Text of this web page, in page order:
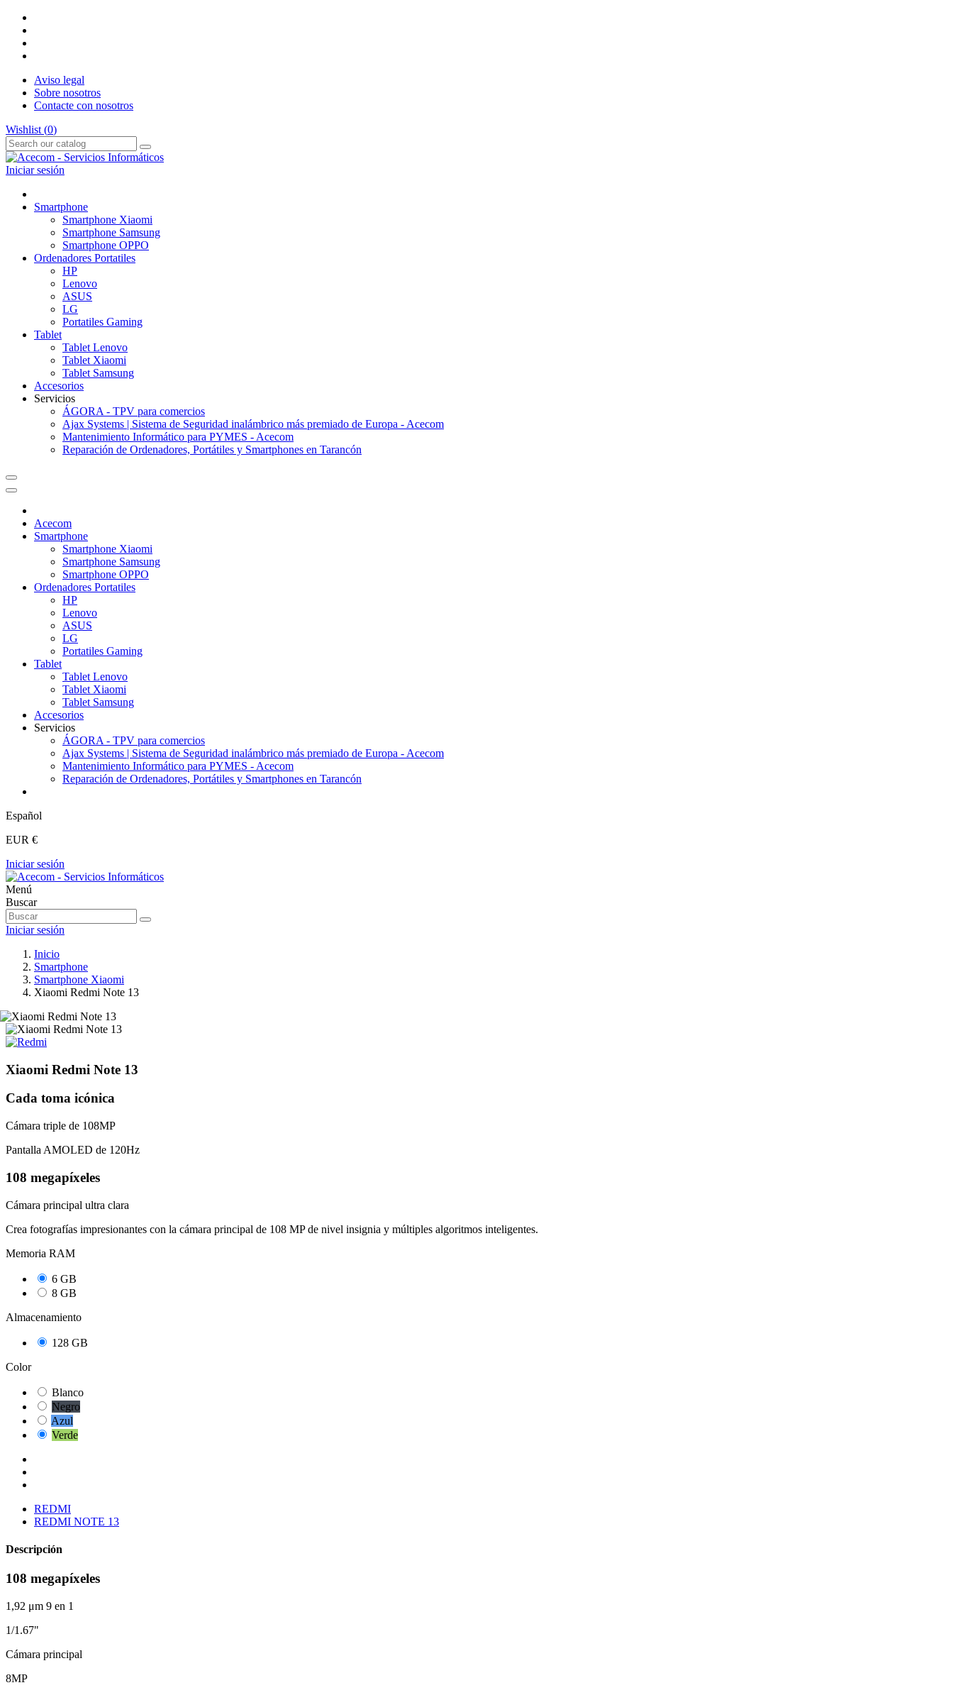
Aviso legal
Sobre nosotros
Contacte con nosotros
Wishlist (0)
Iniciar sesión
Smartphone
Smartphone Xiaomi
Smartphone Samsung
Smartphone OPPO
Ordenadores Portatiles
HP
Lenovo
ASUS
LG
Portatiles Gaming
Tablet
Tablet Lenovo
Tablet Xiaomi
Tablet Samsung
Accesorios
Servicios
ÁGORA - TPV para comercios
Ajax Systems | Sistema de Seguridad inalámbrico más premiado de Europa - Acecom
Mantenimiento Informático para PYMES - Acecom
Reparación de Ordenadores, Portátiles y Smartphones en Tarancón
Acecom
Smartphone
Smartphone Xiaomi
Smartphone Samsung
Smartphone OPPO
Ordenadores Portatiles
HP
Lenovo
ASUS
LG
Portatiles Gaming
Tablet
Tablet Lenovo
Tablet Xiaomi
Tablet Samsung
Accesorios
Servicios
ÁGORA - TPV para comercios
Ajax Systems | Sistema de Seguridad inalámbrico más premiado de Europa - Acecom
Mantenimiento Informático para PYMES - Acecom
Reparación de Ordenadores, Portátiles y Smartphones en Tarancón
Español
EUR €
Iniciar sesión
Menú
Buscar
Iniciar sesión
Inicio
Smartphone
Smartphone Xiaomi
Xiaomi Redmi Note 13
Xiaomi Redmi Note 13
Cada toma icónica
Cámara triple de 108MP
Pantalla AMOLED de 120Hz
108 megapíxeles
Cámara principal ultra clara
Crea fotografías impresionantes con la cámara principal de 108 MP de nivel insignia y múltiples algoritmos inteligentes.
Memoria RAM
6 GB
8 GB
Almacenamiento
128 GB
Color
Blanco
Negro
Azul
Verde
REDMI
REDMI NOTE 13
Descripción
108 megapíxeles
1,92 μm 9 en 1
1/1.67"
Cámara principal
8MP